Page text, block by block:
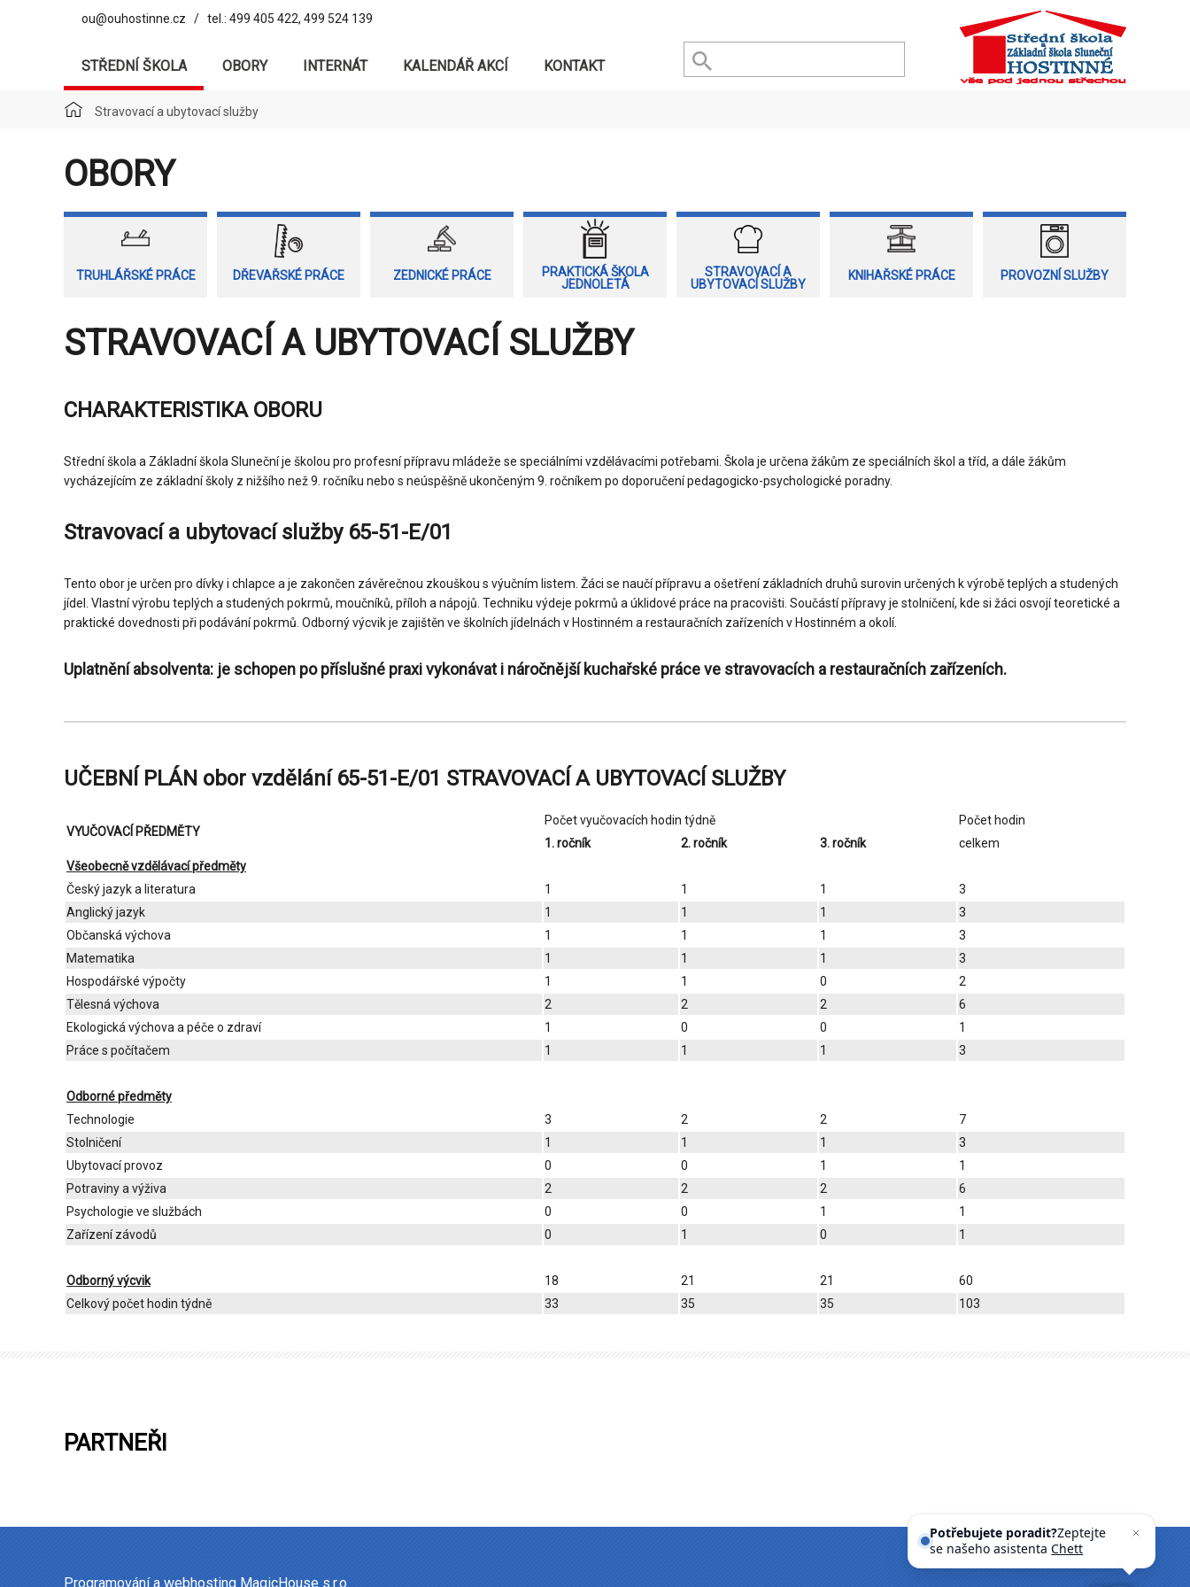
ou@ouhostinne.cz / tel.: 499 405 422, 499 524 139
STŘEDNÍ ŠKOLA OBORY INTERNÁT KALENDÁŘ AKCÍ KONTAKT
Stravovací a ubytovací služby
OBORY
TRUHLÁŘSKÉ PRÁCE DŘEVAŘSKÉ PRÁCE ZEDNICKÉ PRÁCE
PRAKTICKÁ ŠKOLA
JEDNOLETÁ
STRAVOVACÍ A
UBYTOVACÍ SLUŽBY
KNIHAŘSKÉ PRÁCE PROVOZNÍ SLUŽBY
STRAVOVACÍ A UBYTOVACÍ SLUŽBY
CHARAKTERISTIKA OBORU
Střední škola a Základní škola Sluneční je školou pro profesní přípravu mládeže se speciálními vzdělávacími potřebami. Škola je určena žákům ze speciálních škol a tříd, a dále žákům
vycházejícím ze základní školy z nižšího než 9. ročníku nebo s neúspěšně ukončeným 9. ročníkem po doporučení pedagogicko-psychologické poradny.
Stravovací a ubytovací služby 65-51-E/01
Tento obor je určen pro dívky i chlapce a je zakončen závěrečnou zkouškou s výučním listem. Žáci se naučí přípravu a ošetření základních druhů surovin určených k výrobě teplých a studených
jídel. Vlastní výrobu teplých a studených pokrmů, moučníků, příloh a nápojů. Techniku výdeje pokrmů a úklidové práce na pracovišti. Součástí přípravy je stolničení, kde si žáci osvojí teoretické a
praktické dovednosti při podávání pokrmů. Odborný výcvik je zajištěn ve školních jídelnách v Hostinném a restauračních zařízeních v Hostinném a okolí.
Uplatnění absolventa: je schopen po příslušné praxi vykonávat i náročnější kuchařské práce ve stravovacích a restauračních zařízeních.
UČEBNÍ PLÁN obor vzdělání 65-51-E/01 STRAVOVACÍ A UBYTOVACÍ SLUŽBY
VYUČOVACÍ PŘEDMĚTY
Počet vyučovacích hodin týdně
Počet hodin
1. ročník
2. ročník 3. ročník
celkem
Všeobecně vzdělávací předměty
Český jazyk a literatura
1 1 1
3
Anglický jazyk
1 1 1
3
Občanská výchova
1 1 1
3
Matematika
1 1 1
3
Hospodářské výpočty
1 1 0
2
Tělesná výchova
2 2 2
6
Ekologická výchova a péče o zdraví
1 0 0
1
Práce s počítačem
1 1 1 3
Odborné předměty
Technologie
3 2 2
7
Stolničení
1 1 1
3
Ubytovací provoz
0 0 1
1
Potraviny a výživa
2 2 2
6
Psychologie ve službách
0 0 1
1
Zařízení závodů
0 1 0 1
Odborný výcvik 18 21 21
60
Celkový počet hodin týdně
33 35 35 103
PARTNEŘI
Programování a webhosting MagicHouse s.r.o.
Potřebujete poradit?Zeptejte
se našeho asistentaChettyho